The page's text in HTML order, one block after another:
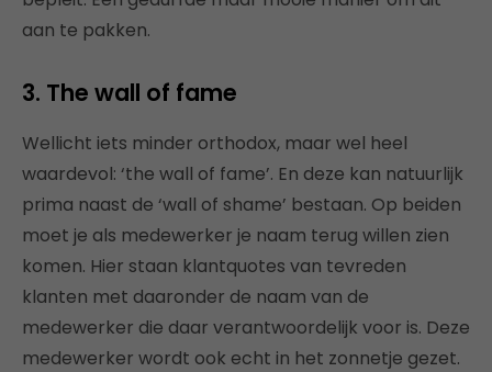
aan te pakken.
3. The wall of fame
Wellicht iets minder orthodox, maar wel heel
waardevol: ‘the wall of fame’. En deze kan natuurlijk
prima naast de ‘wall of shame’ bestaan. Op beiden
moet je als medewerker je naam terug willen zien
komen. Hier staan klantquotes van tevreden
klanten met daaronder de naam van de
medewerker die daar verantwoordelijk voor is. Deze
medewerker wordt ook echt in het zonnetje gezet.